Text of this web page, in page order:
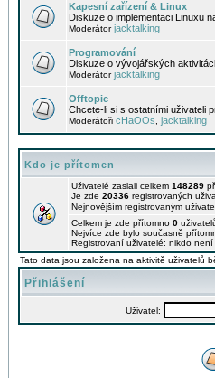
Kapesní zařízení & Linux
Diskuze o implementaci Linuxu
Moderátorjacktalking
Programování
Diskuze o vývojářských
Moderátorjacktalking
Offtopic
Chcete-li si s ostatními uživateli
Moderátoři cHaOOs jacktalking
Kdo je přítomen
Uživatelé zaslali celkem 148289
Je zde 20336 registrovaných
Nejnovějším registrovaným
Celkem je zde přítomno 0
Nejvíce zde bylo současně
Registrovaní uživatelé: nikdo není
Tato data jsou založena na aktivitě uživatelů
Přihlášení
Uživatel: